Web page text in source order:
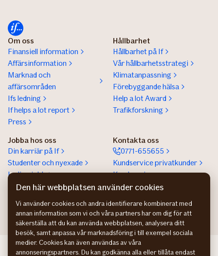
Om oss
Finansiell information
Affärsinformation
Marknad och
affärsområden
Ifs ledning
If helps a lot report
Press
Hållbarhet
Hållbarhet på If
Vår hållbarhetsstrategi
Klimatanpassning
Förebyggande hälsa
Help a lot Award
Trafikforskning
Jobba hos oss
Din karriär på If
Studenter och nyexade
Lediga jobb
Kontakta oss
0771-655655
Kundservice privatkunder
Kundservice
företagskunder
If Skadeforsikring NO
Den här webbplatsen använder cookies
Vi använder cookies och andra identifierare kombinerat med
annan information som vi och våra partners har om dig för att
säkerställa att du kan använda webbplatsen, analysera ditt
besök, samt anpassa vår marknadsföring i till exempel sociala
medier. Cookies kan även användas av våra
annonseringspartners. Du kan godkänna alla eller tillåta endast